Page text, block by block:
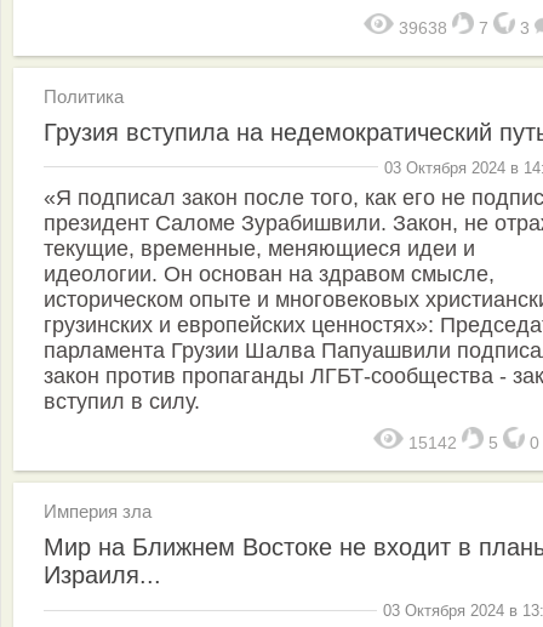
39638 7 3
Политика
Грузия вступила на недемократический
03 Октября 2024 в
«Я подписал закон после того, как его не
президент Саломе Зурабишвили. Закон, не
текущие, временные, меняющиеся идеи и
идеологии. Он основан на здравом смысле,
историческом опыте и многовековых
грузинских и европейских ценностях»:
парламента Грузии Шалва Папуашвили
закон против пропаганды ЛГБТ-сообщества -
вступил в силу.
15142 5 0
Империя зла
Мир на Ближнем Востоке не входит в
Израиля...
03 Октября 2024 в